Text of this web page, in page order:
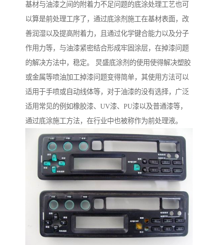
基材与油漆之间的附着力不足问题的底涂处理工艺也可
以算是前处理工序了，通过底涂剂施工在基材表面，改
善润湿以及提高附着力，且通过化学键合能力以及分子
作用力等，与油漆紧密结合形成牢固涂层，在掉漆问题
的解决方法中，稳定。 炅盛底涂剂的使用使得解决塑胶
或金属等喷油加工掉漆问题变得简单，其使用方法可以
适用于手喷或自动线体等，对于油漆的没有选择，广泛
适用常见的例如橡胶漆、UV漆、PU漆以及普通漆等，
通过底涂施工方法，在行业中也被称作为前处理液。